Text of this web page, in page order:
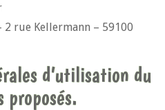
2 rue Kellermann – 59100
d’utilisation du
proposés.